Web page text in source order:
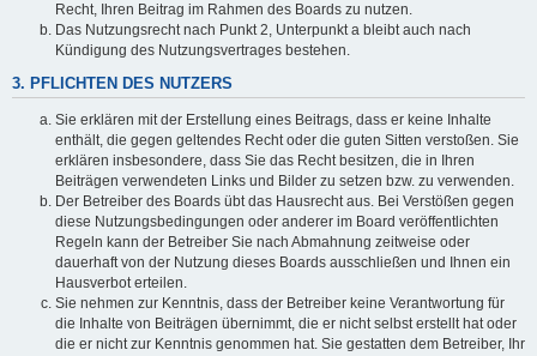
Recht, Ihren Beitrag im Rahmen des Boards zu nutzen.
Das Nutzungsrecht nach Punkt 2, Unterpunkt a bleibt auch nach
Kündigung des Nutzungsvertrages bestehen.
3. PFLICHTEN DES NUTZERS
Sie erklären mit der Erstellung eines Beitrags, dass er keine Inhalte
enthält, die gegen geltendes Recht oder die guten Sitten verstoßen. Sie
erklären insbesondere, dass Sie das Recht besitzen, die in Ihren
Beiträgen verwendeten Links und Bilder zu setzen bzw. zu verwenden.
Der Betreiber des Boards übt das Hausrecht aus. Bei Verstößen gegen
diese Nutzungsbedingungen oder anderer im Board veröffentlichten
Regeln kann der Betreiber Sie nach Abmahnung zeitweise oder
dauerhaft von der Nutzung dieses Boards ausschließen und Ihnen ein
Hausverbot erteilen.
Sie nehmen zur Kenntnis, dass der Betreiber keine Verantwortung für
die Inhalte von Beiträgen übernimmt, die er nicht selbst erstellt hat oder
die er nicht zur Kenntnis genommen hat. Sie gestatten dem Betreiber, Ihr